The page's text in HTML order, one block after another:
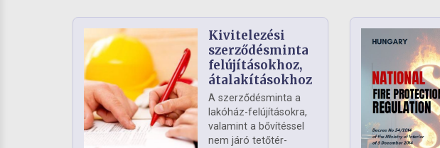
Kivitelezési
szerződésminta
felújításokhoz,
átalakításokhoz
A szerződésminta a
lakóház-felújításokra,
valamint a bővítéssel
nem járó tetőtér-